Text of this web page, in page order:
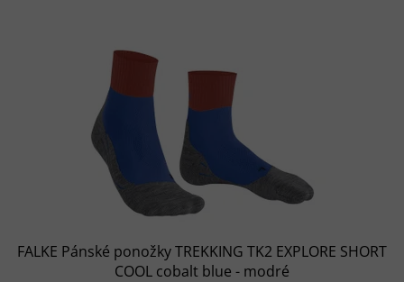
FALKE Pánské ponožky TREKKING TK2 EXPLORE SHORT
COOL cobalt blue - modré